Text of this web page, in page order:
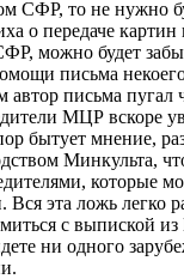
СФР, то не нужно
о передаче картин
можно будет
письма
письма пугал
МЦР вскоре
бытует мнение,
Минкульта,
которые
Вся эта ложь легко
с выпиской
ни одного